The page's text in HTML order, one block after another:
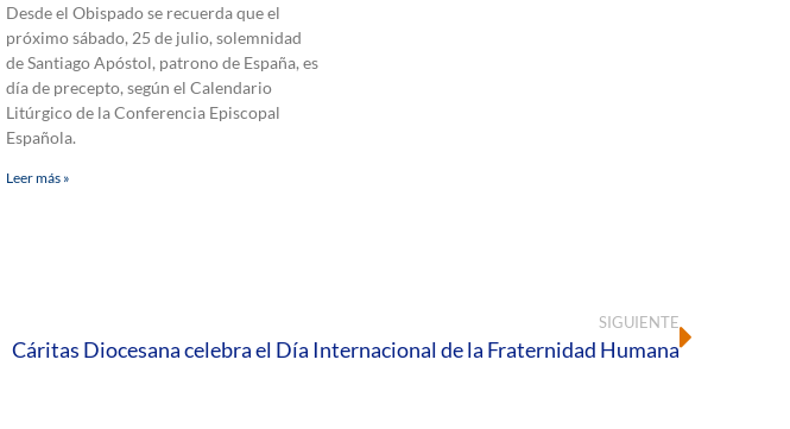
Desde el Obispado se recuerda que el
próximo sábado, 25 de julio, solemnidad
de Santiago Apóstol, patrono de España, es
día de precepto, según el Calendario
Litúrgico de la Conferencia Episcopal
Española.
Leer más »
SIGUIENTE
Cáritas Diocesana celebra el Día Internacional de la Fraternidad Humana